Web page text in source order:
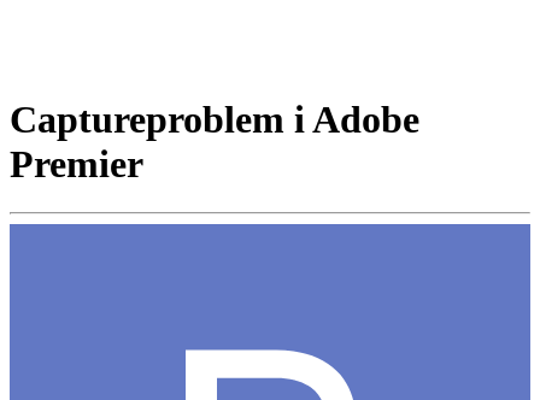
Captureproblem i Adobe
Premier